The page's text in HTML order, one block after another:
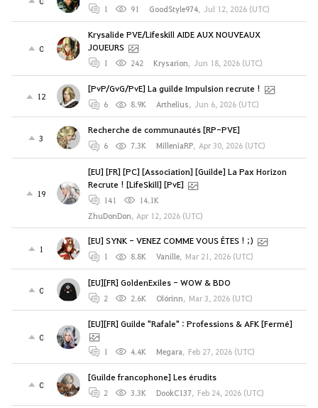
1 91 GoodStyle974, Jul 12, 2026 (UTC)
0
Krysalide PVE/Lifeskill AIDE AUX NOUVEAUX
JOUEURS
1 242 Krysarion, Jun 18, 2026 (UTC)
12
[PvP/GvG/PvE] La guilde Impulsion recrute !
6 8.9K Arthelius, Jun 6, 2026 (UTC)
3
Recherche de communautés [RP-PVE]
6 7.3K MilleniaRP, Apr 30, 2026 (UTC)
19
[EU] [FR] [PC] [Association] [Guilde] La Pax Horizon
Recrute ! [LifeSkill] [PvE]
141
14.1K
ZhuDonDon, Apr 12, 2026 (UTC)
1
[EU] SYNK - VENEZ COMME VOUS ÊTES ! ;)
1 8.8K Vanille, Mar 21, 2026 (UTC)
0
[EU][FR] GoldenExiles - WOW & BDO
2 2.6K Olórinn, Mar 3, 2026 (UTC)
0
[EU][FR] Guilde "Rafale" : Professions & AFK [Fermé]
1 4.4K Megara, Feb 27, 2026 (UTC)
0
[Guilde francophone] Les érudits
2 3.3K DookC137, Feb 24, 2026 (UTC)